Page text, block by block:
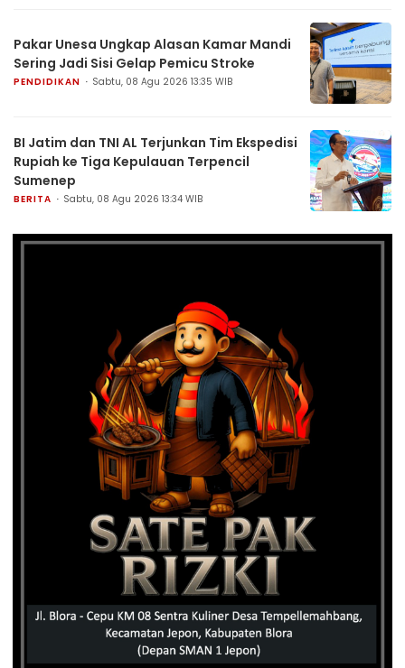
Pakar Unesa Ungkap Alasan Kamar Mandi
Sering Jadi Sisi Gelap Pemicu Stroke
PENDIDIKAN Sabtu, 08 Agu 2026 13:35 WIB
BI Jatim dan TNI AL Terjunkan Tim Ekspedisi
Rupiah ke Tiga Kepulauan Terpencil
Sumenep
BERITA Sabtu, 08 Agu 2026 13:34 WIB